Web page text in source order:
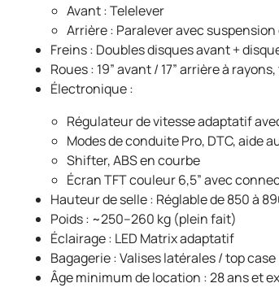
Avant : Telelever
Arrière : Paralever avec
Freins : Doubles disques avant +
Roues : 19” avant / 17” arrière à
Électronique :
Régulateur de vitesse adaptatif
Modes de conduite Pro, DTC, aide
Shifter, ABS en courbe
Écran TFT couleur 6,5” avec
Hauteur de selle : Réglable de 850 à
Poids : ~250–260 kg (plein fait)
Éclairage : LED Matrix adaptatif
Bagagerie : Valises latérales / top
Âge minimum de location : 28 ans et